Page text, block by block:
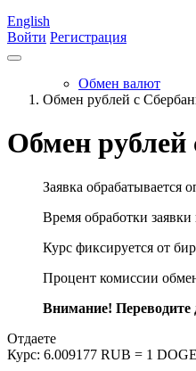
English
Войти Регистрация
Обмен валют
Обмен рублей с
Обмен рублей
Заявка обрабатывается
Время обработки
Курс фиксируется от
Процент комиссии
Внимание! Переводите
Отдаете
Курс: 6.009177 RUB = 1 DOGE